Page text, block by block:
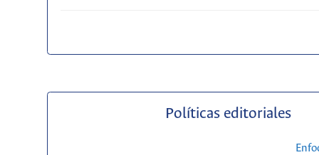
Políticas editoriales